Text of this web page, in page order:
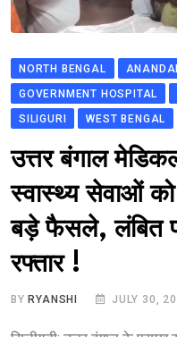
NORTH BENGAL
GOVERNMENT HOSPITAL
SILIGURI
WEST BENGAL
उत्तर बंगाल
स्वास्थ्य सेवाओं
बड़े फैसले, लंबित
रफ्तार !
BY RYANSHI JULY 30,